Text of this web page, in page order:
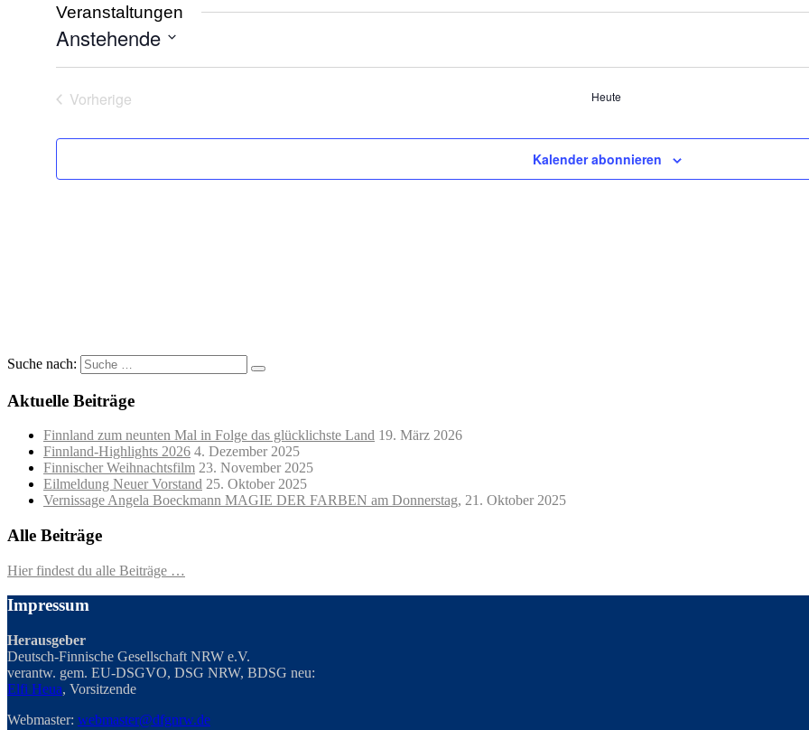
Veranstaltungen
Anstehende
Vorherige
Heute
Kalender abonnieren
Suche nach:
Aktuelle Beiträge
Finnland zum neunten Mal in Folge das glücklichste Land 19. März 2026
Finnland-Highlights 2026 4. Dezember 2025
Finnischer Weihnachtsfilm 23. November 2025
Eilmeldung Neuer Vorstand 25. Oktober 2025
Vernissage Angela Boeckmann MAGIE DER FARBEN am Donnerstag, 21. Oktober 2025
Alle Beiträge
Hier findest du alle Beiträge …
Impressum
Herausgeber
Deutsch-Finnische Gesellschaft NRW e.V.
verantw. gem. EU-DSGVO, DSG NRW, BDSG neu:
Elfi Heua, Vorsitzende
Webmaster: webmaster@dfgnrw.de